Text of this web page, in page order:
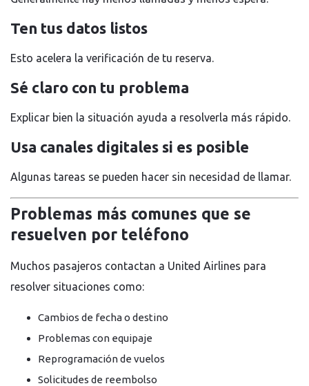
Ten tus datos listos
Esto acelera la verificación de tu reserva.
Sé claro con tu problema
Explicar bien la situación ayuda a resolverla más rápido.
Usa canales digitales si es posible
Algunas tareas se pueden hacer sin necesidad de llamar.
Problemas más comunes que se
resuelven por teléfono
Muchos pasajeros contactan a United Airlines para
resolver situaciones como:
Cambios de fecha o destino
Problemas con equipaje
Reprogramación de vuelos
Solicitudes de reembolso